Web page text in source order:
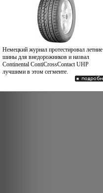
Немецкий журнал протестировал летние
шины для внедорожников и назвал
Continental ContiCrossContact UHP
лучшими в этом сегменте.